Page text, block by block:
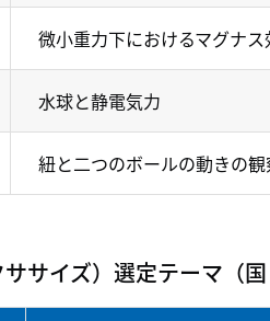
微小重力下におけるマグナス
水球と静電気力
紐と二つのボールの動きの
サイズ）選定テーマ（国